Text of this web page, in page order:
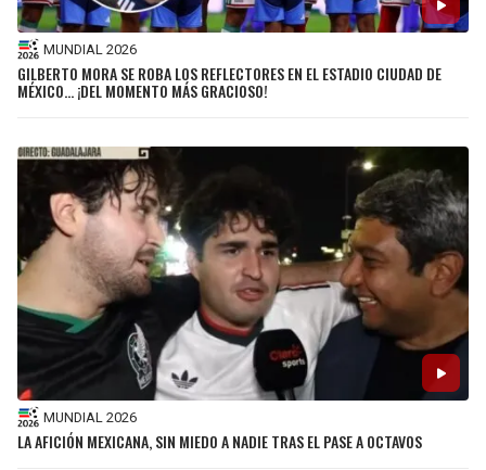
MUNDIAL 2026
GILBERTO MORA SE ROBA LOS REFLECTORES EN EL ESTADIO CIUDAD DE
MÉXICO… ¡DEL MOMENTO MÁS GRACIOSO!
MUNDIAL 2026
LA AFICIÓN MEXICANA, SIN MIEDO A NADIE TRAS EL PASE A OCTAVOS